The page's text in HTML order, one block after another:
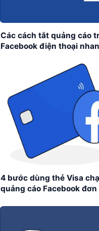
Các cách tắt quảng cáo
Facebook điện thoại
4 bước dùng thẻ Visa
quảng cáo Facebook đơn